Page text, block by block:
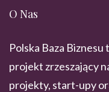
O Nas
Polska Baza
projekt zrzeszający
projekty, start-upy